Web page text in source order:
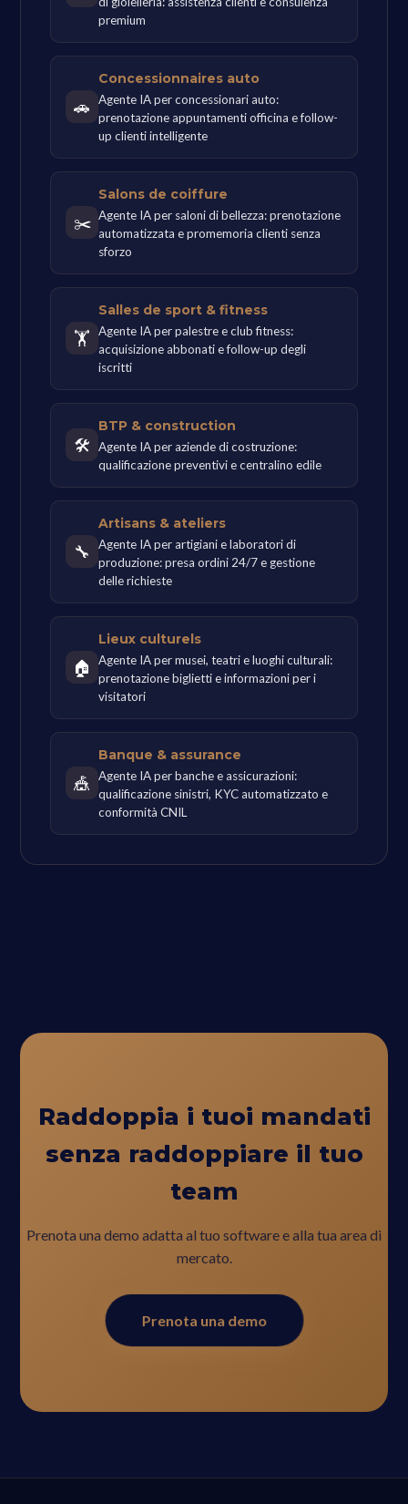
premium
🚗
Concessionnaires auto
Agente IA per concessionari auto:
prenotazione appuntamenti officina e follow-
up clienti intelligente
✂️
Salons de coiffure
Agente IA per saloni di bellezza: prenotazione
automatizzata e promemoria clienti senza
sforzo
🏋
Salles de sport & fitness
Agente IA per palestre e club fitness:
acquisizione abbonati e follow-up degli
iscritti
🛠
BTP & construction
Agente IA per aziende di costruzione:
qualificazione preventivi e centralino edile
🔧
Artisans & ateliers
Agente IA per artigiani e laboratori di
produzione: presa ordini 24/7 e gestione
delle richieste
🏠
Lieux culturels
Agente IA per musei, teatri e luoghi culturali:
prenotazione biglietti e informazioni per i
visitatori
🎪
Banque & assurance
Agente IA per banche e assicurazioni:
qualificazione sinistri, KYC automatizzato e
conformità CNIL
Raddoppia i tuoi mandati
senza raddoppiare il tuo
team
Prenota una demo adatta al tuo software e alla tua area di
mercato.
Prenota una demo